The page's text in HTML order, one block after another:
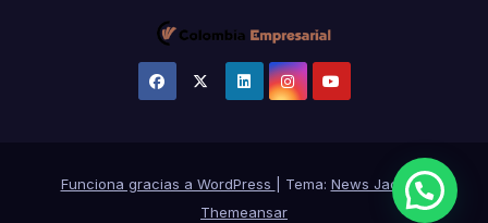
Funciona gracias a WordPress Tema: News Jackde
Themeansar